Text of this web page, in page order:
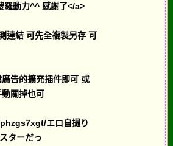
羅動力^^ 感謝了</a>
連結 可先全複製另存 可
告的擴充插件即可 或
關掉也可
エロ自撮り
ターだっ